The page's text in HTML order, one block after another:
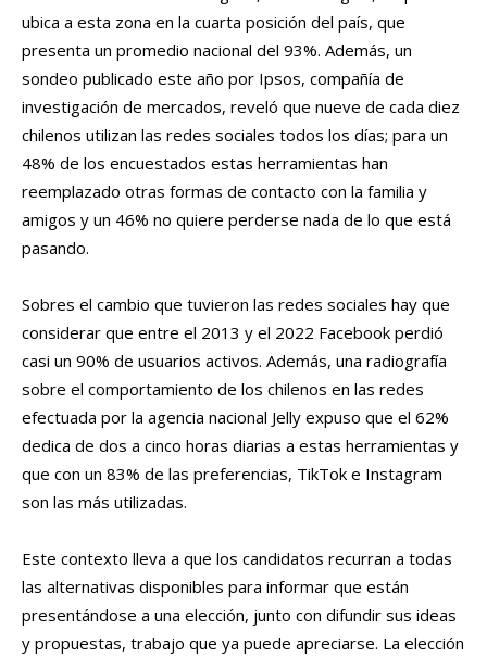
ubica a esta zona en la cuarta posición del país, que
presenta un promedio nacional del 93%. Además, un
sondeo publicado este año por Ipsos, compañía de
investigación de mercados, reveló que nueve de cada diez
chilenos utilizan las redes sociales todos los días; para un
48% de los encuestados estas herramientas han
reemplazado otras formas de contacto con la familia y
amigos y un 46% no quiere perderse nada de lo que está
pasando.
Sobres el cambio que tuvieron las redes sociales hay que
considerar que entre el 2013 y el 2022 Facebook perdió
casi un 90% de usuarios activos. Además, una radiografía
sobre el comportamiento de los chilenos en las redes
efectuada por la agencia nacional Jelly expuso que el 62%
dedica de dos a cinco horas diarias a estas herramientas y
que con un 83% de las preferencias, TikTok e Instagram
son las más utilizadas.
Este contexto lleva a que los candidatos recurran a todas
las alternativas disponibles para informar que están
presentándose a una elección, junto con difundir sus ideas
y propuestas, trabajo que ya puede apreciarse. La elección